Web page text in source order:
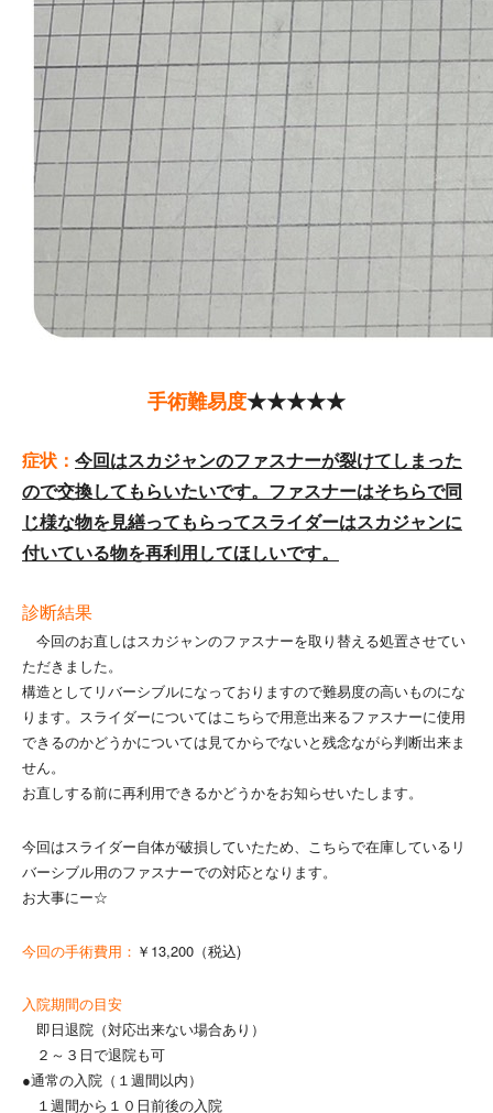
手術難易度★★★★★
症状： 今回はスカジャンのファスナーが裂けてしまった
ので交換してもらいたいです。ファスナーはそちらで同
じ様な物を見繕ってもらってスライダーはスカジャンに
付いている物を再利用してほしいです。
診断結果
今回のお直しはスカジャンのファスナーを取り替える処置させてい
ただきました。
構造としてリバーシブルになっておりますので難易度の高いものにな
ります。スライダーについてはこちらで用意出来るファスナーに使用
できるのかどうかについては見てからでないと残念ながら判断出来ま
せん。
お直しする前に再利用できるかどうかをお知らせいたします。
今回はスライダー自体が破損していたため、こちらで在庫しているリ
バーシブル用のファスナーでの対応となります。
お大事にー☆
今回の手術費用： ￥13,200（税込)
入院期間の目安
即日退院（対応出来ない場合あり）
２～３日で退院も可
●通常の入院（１週間以内）
１週間から１０日前後の入院